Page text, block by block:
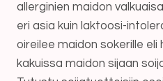
allerginien maidon
eri asia kuin laktoosi-
oireilee maidon sokerille eli
kakuissa maidon sijaan